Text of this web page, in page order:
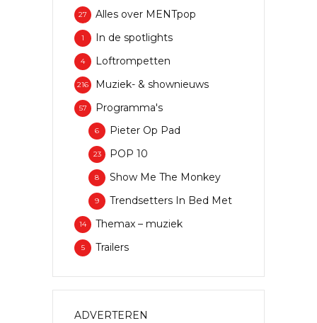
Alles over MENTpop
27
In de spotlights
1
Loftrompetten
4
Muziek- & shownieuws
216
Programma's
57
Pieter Op Pad
6
POP 10
23
Show Me The Monkey
8
Trendsetters In Bed Met
9
Themax – muziek
14
Trailers
5
ADVERTEREN